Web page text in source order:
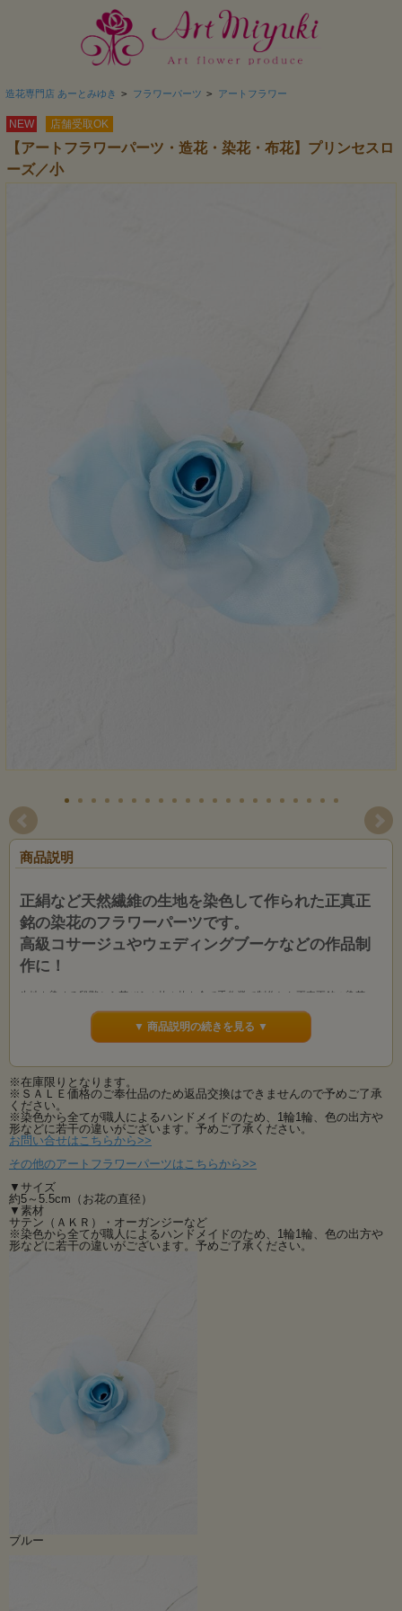
造花専門店 あーとみゆき > フラワーパーツ > アートフラワー
NEW 店舗受取OK
【アートフラワーパーツ・造花・染花・布花】プリンセスロ
ーズ／小
商品説明
正絹など天然繊維の生地を染色して作られた正真正
銘の染花のフラワーパーツです。
高級コサージュやウェディングブーケなどの作品制
作に！
生地を染める段階から花びら１枚１枚を全て手作業で制作した正真正銘の染花・
アートフラワーのフラワーパーツです。
もちろん、制作も材料も全て国内生産。
形も大きさ別に大・中・小・蕾の4サイズがあり、ウェディングブーケやヘッドド
レス、またコサージュなどの制作に使いやすいアートフラワーパーツです。
コサージュやブライダル関連の小物作り、ブライダルブーケやヘッドドレスなど
の様々な作品制作にご利用いただけます。
１枚１枚手染め・手作業で丁寧に作られた本物のアートフラワーは造花の中で最
最高級の素材を使用した当社のアートフラワーは素材から生産まで全て国内・国
産にこだわってお作りしております、手染め手作りの品です。
発色も綺麗で大変使い勝手の良いアートフラワーパーツです。
花びらにはオーガンジーも使っていてとても柔らかな雰囲気です。
その他のアートフラワーパーツはこちらから>>
▼ 商品説明の続きを見る ▼
※在庫限りとなります。
※ＳＡＬＥ価格のご奉仕品のため返品交換はできませんので予めご了承
ください。
※染色から全てが職人によるハンドメイドのため、1輪1輪、色の出方や
形などに若干の違いがございます。予めご了承ください。
お問い合せはこちらから>>
その他のアートフラワーパーツはこちらから>>
▼サイズ
約5～5.5cm（お花の直径）
▼素材
サテン（ＡＫＲ）・オーガンジーなど
※染色から全てが職人によるハンドメイドのため、1輪1輪、色の出方や
形などに若干の違いがございます。予めご了承ください。
ブルー